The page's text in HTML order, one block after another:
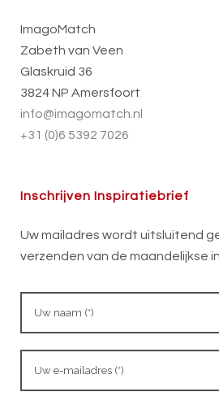
ImagoMatch
Zabeth van Veen
Glaskruid 36
3824 NP Amersfoort
info@imagomatch.nl
+31 (0)6 5392 7026
Inschrijven Inspiratiebrief
Uw mailadres wordt uitsluitend
verzenden van de maandelijkse